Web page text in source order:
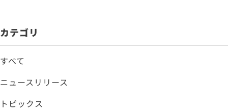
カテゴリ
すべて
ニュースリリース
トピックス